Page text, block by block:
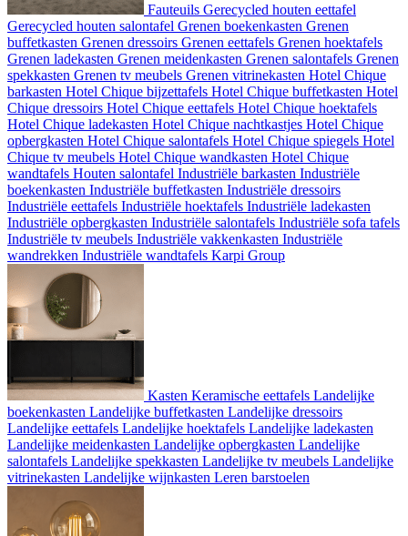
Fauteuils Gerecycled houten eettafel
Gerecycled houten salontafel Grenen boekenkasten Grenen
buffetkasten Grenen dressoirs Grenen eettafels Grenen hoektafels
Grenen ladekasten Grenen meidenkasten Grenen salontafels Grenen
spekkasten Grenen tv meubels Grenen vitrinekasten Hotel Chique
barkasten Hotel Chique bijzettafels Hotel Chique buffetkasten Hotel
Chique dressoirs Hotel Chique eettafels Hotel Chique hoektafels
Hotel Chique ladekasten Hotel Chique nachtkastjes Hotel Chique
opbergkasten Hotel Chique salontafels Hotel Chique spiegels Hotel
Chique tv meubels Hotel Chique wandkasten Hotel Chique
wandtafels Houten salontafel Industriële barkasten Industriële
boekenkasten Industriële buffetkasten Industriële dressoirs
Industriële eettafels Industriële hoektafels Industriële ladekasten
Industriële opbergkasten Industriële salontafels Industriële sofa tafels
Industriële tv meubels Industriële vakkenkasten Industriële
wandrekken Industriële wandtafels Karpi Group
Kasten Keramische eettafels Landelijke
boekenkasten Landelijke buffetkasten Landelijke dressoirs
Landelijke eettafels Landelijke hoektafels Landelijke ladekasten
Landelijke meidenkasten Landelijke opbergkasten Landelijke
salontafels Landelijke spekkasten Landelijke tv meubels Landelijke
vitrinekasten Landelijke wijnkasten Leren barstoelen